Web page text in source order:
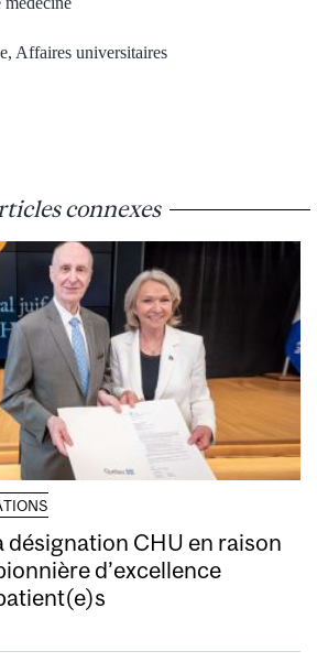
Affaires universitaires
connexes
désignation CHU en raison
d’excellence